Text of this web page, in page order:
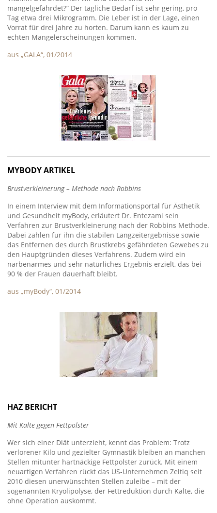
mangelgefährdet?“ Der tägliche Bedarf ist sehr gering, pro
Tag etwa drei Mikrogramm. Die Leber ist in der Lage, einen
Vorrat für drei Jahre zu horten. Darum kann es kaum zu
echten Mangelerscheinungen kommen.
aus „GALA“, 01/2014
MYBODY ARTIKEL
Brustverkleinerung – Methode nach Robbins
In einem Interview mit dem Informationsportal für Ästhetik
und Gesundheit myBody, erläutert Dr. Entezami sein
Verfahren zur Brustverkleinerung nach der Robbins Methode.
Dabei zählen für ihn die stabilen Langzeitergebnisse sowie
das Entfernen des durch Brustkrebs gefährdeten Gewebes zu
den Hauptgründen dieses Verfahrens. Zudem wird ein
narbenarmes und sehr natürliches Ergebnis erzielt, das bei
90 % der Frauen dauerhaft bleibt.
aus „myBody“, 01/2014
HAZ BERICHT
Mit Kälte gegen Fettpolster
Wer sich einer Diät unterzieht, kennt das Problem: Trotz
verlorener Kilo und gezielter Gymnastik bleiben an manchen
Stellen mitunter hartnäckige Fettpolster zurück. Mit einem
neuartigen Verfahren rückt das US-Unternehmen Zeltiq seit
2010 diesen unerwünschten Stellen zuleibe – mit der
sogenannten Kryolipolyse, der Fettreduktion durch Kälte, die
ohne Operation auskommt.